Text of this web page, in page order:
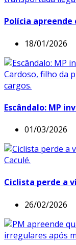
Polícia apreende
18/01/2026
Escândalo: MP
01/03/2026
Ciclista perde a
26/02/2026